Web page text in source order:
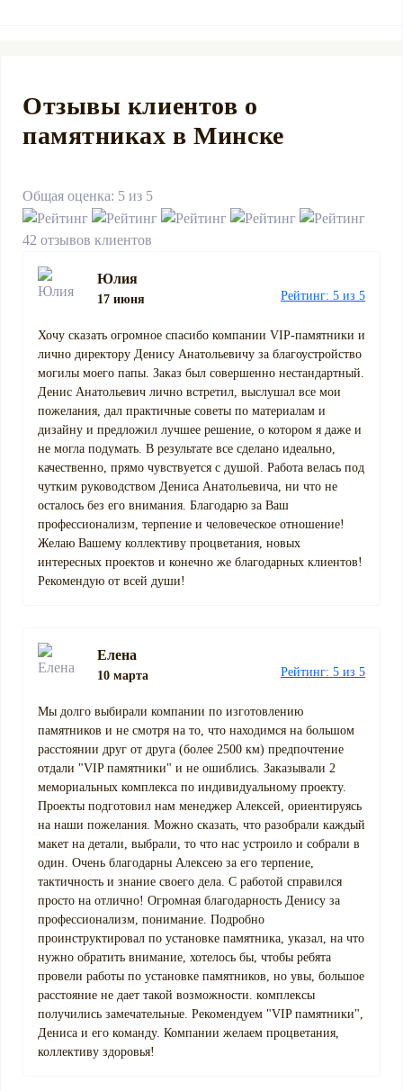
Отзывы клиентов о
памятниках в Минске
Общая оценка: 5 из 5
42 отзывов клиентов
Юлия
17 июня Рейтинг: 5 из 5
Хочу сказать огромное спасибо компании VIP-памятники и
лично директору Денису Анатольевичу за благоустройство
могилы моего папы. Заказ был совершенно нестандартный.
Денис Анатольевич лично встретил, выслушал все мои
пожелания, дал практичные советы по материалам и
дизайну и предложил лучшее решение, о котором я даже и
не могла подумать. В результате все сделано идеально,
качественно, прямо чувствуется с душой. Работа велась под
чутким руководством Дениса Анатольевича, ни что не
осталось без его внимания. Благодарю за Ваш
профессионализм, терпение и человеческое отношение!
Желаю Вашему коллективу процветания, новых
интересных проектов и конечно же благодарных клиентов!
Рекомендую от всей души!
Елена
10 марта Рейтинг: 5 из 5
Мы долго выбирали компании по изготовлению
памятников и не смотря на то, что находимся на большом
расстоянии друг от друга (более 2500 км) предпочтение
отдали "VIP памятники" и не ошиблись. Заказывали 2
мемориальных комплекса по индивидуальному проекту.
Проекты подготовил нам менеджер Алексей, ориентируясь
на наши пожелания. Можно сказать, что разобрали каждый
макет на детали, выбрали, то что нас устроило и собрали в
один. Очень благодарны Алексею за его терпение,
тактичность и знание своего дела. С работой справился
просто на отлично! Огромная благодарность Денису за
профессионализм, понимание. Подробно
проинструктировал по установке памятника, указал, на что
нужно обратить внимание, хотелось бы, чтобы ребята
провели работы по установке памятников, но увы, большое
расстояние не дает такой возможности. комплексы
получились замечательные. Рекомендуем "VIP памятники",
Дениса и его команду. Компании желаем процветания,
коллективу здоровья!